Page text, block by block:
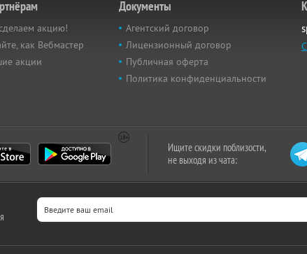
акцию!
как Вебмастер
акции
Документы
Агентский договор
Лицензионный договор
Публичная оферта
Политика конфиденциальности
Ищите скидки поблизости,
не выходя из чата: